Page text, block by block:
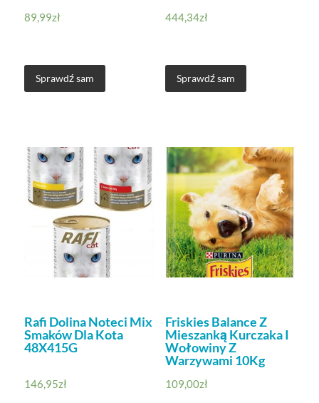
89,99zł
Sprawdź sam
444,34zł
Sprawdź sam
Rafi Dolina Noteci Mix
Smaków Dla Kota
48X415G
146,95zł
Friskies Balance Z
Mieszanką Kurczaka I
Wołowiny Z
Warzywami 10Kg
109,00zł